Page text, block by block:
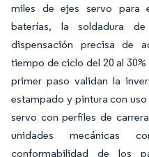
miles de ejes servo para
baterías, la soldadura
dispensación precisa de
tiempo de ciclo del 20 al
primer paso validan la
estampado y pintura con
servo con perfiles de
unidades mecánicas
conformabilidad de los